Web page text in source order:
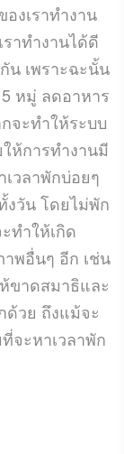
งเราทำงาน
าทำงานได้ดี
น เพราะฉะนั้น
หมู่ ลดอาหาร
จะทำให้ระบบ
ห้การทำงานมี
วลาพักบ่อยๆ
งวัน โดยไม่พัก
ทำให้เกิด
พอื่นๆ อีก เช่น
ขาดสมาธิและ
ด้วย ถึงแม้จะ
จะหาเวลาพัก